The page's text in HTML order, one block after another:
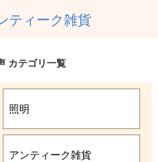
ティーク雑貨
カテゴリ一覧
照明
アンティーク雑貨